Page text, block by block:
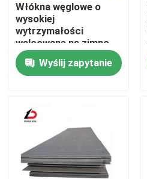
Produkty
Filmy
Wycieczka po fabryce
Kontrola jakości
Włókna węglowe o
wysokiej
wytrzymałości
walcowane na zimno
Precyzyjna kontrola
grubości arkusza dla
przemysłu
Wyślij zapytanie